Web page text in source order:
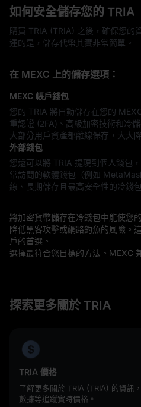
如何安全儲存您的 TRIA
購買 TRIA (TRIA) 之後，確保您的
運的是，儲存代幣其實非常簡單。
在 MEXC 上的儲存選項：
MEXC 帳戶錢包
您的 TRIA 將自動儲存在您的
重認證 (2FA)、高級加密技術和冷
大部分用戶資產都離線保存，大大
外部錢包
您還可以將 TRIA 提現到個人錢包
常訪問的軟體錢包（例如
線、長期儲存且最高安全性的冷錢
將加密貨幣儲存在冷錢包中能使您
降低黑客攻擊或網路釣魚的風險。
戶的首選。
選擇最符合您目標的方法。MEXC
探索更多關於 TRIA
TRIA 價格
了解更多關於 TRIA (TRIA) 的資訊
數據等追蹤實時價格。